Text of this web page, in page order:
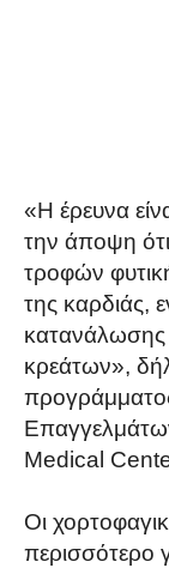
«Η έρευνα
την άποψη
τροφών
της καρδιάς,
κατανάλωσης
κρεάτων»,
Medical
Οι
περισσότερο